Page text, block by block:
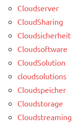
Cloudserver
CloudSharing
Cloudsicherheit
Cloudsoftware
CloudSolution
cloudsolutions
Cloudspeicher
Cloudstorage
Cloudstreaming